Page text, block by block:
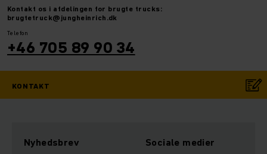
Kontakt os i afdelingen for brugte trucks:
brugtetruck@jungheinrich.dk
Telefon
+46 705 89 90 34
KONTAKT
Nyhedsbrev Sociale medier